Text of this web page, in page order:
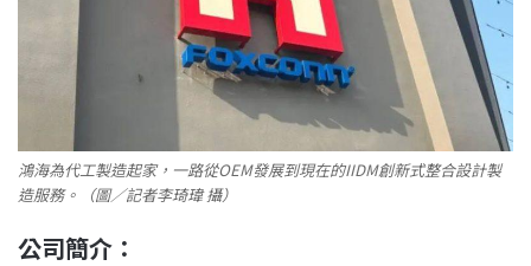
鴻海為代工製造起家，一路從OEM發展到現在的IIDM創新式整合設計製
造服務。（圖／記者李琦瑋 攝）
公司簡介：